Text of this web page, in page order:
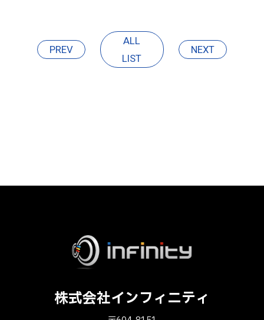
PREV
ALL
LIST
NEXT
株式会社インフィニティ